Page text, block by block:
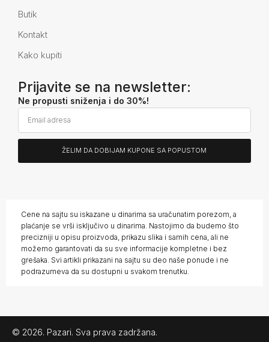
Butik
Kontakt
Kako kupiti
Prijavite se na newsletter:
Ne propusti sniženja i do 30%!
ŽELIM DA DOBIJAM KUPONE SA POPUSTOM
Cene na sajtu su iskazane u dinarima sa uračunatim porezom, a
plaćanje se vrši isključivo u dinarima. Nastojimo da budemo što
precizniji u opisu proizvoda, prikazu slika i samih cena, ali ne
možemo garantovati da su sve informacije kompletne i bez
grešaka. Svi artikli prikazani na sajtu su deo naše ponude i ne
podrazumeva da su dostupni u svakom trenutku.
© 2026. Pazari. Sva prava zadržana.